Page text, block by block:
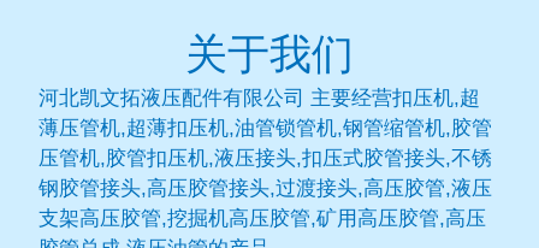
关于我们
河北凯文拓液压配件有限公司 主要经营扣压机,超
薄压管机,超薄扣压机,油管锁管机,钢管缩管机,胶管
压管机,胶管扣压机,液压接头,扣压式胶管接头,不锈
钢胶管接头,高压胶管接头,过渡接头,高压胶管,液压
支架高压胶管,挖掘机高压胶管,矿用高压胶管,高压